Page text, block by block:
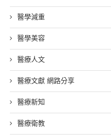
醫學減重
醫學美容
醫療人文
醫療文獻 網路分享
醫療新知
醫療衛教